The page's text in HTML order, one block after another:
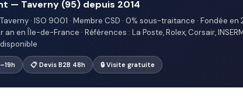
— Taverny (95) depuis 2014
· ISO 9001 · Membre CSD · 0% sous-traitance · Fondée en
en Île-de-France · Références : La Poste, Rolex, Corsair,
📋 Devis B2B 48h 🔒 Visite gratuite